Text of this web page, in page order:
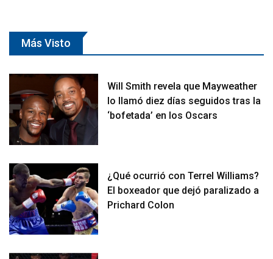
Más Visto
Will Smith revela que Mayweather
lo llamó diez días seguidos tras la
‘bofetada’ en los Oscars
¿Qué ocurrió con Terrel Williams?
El boxeador que dejó paralizado a
Prichard Colon